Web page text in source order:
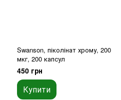
Swanson, піколінат хрому, 200
мкг, 200 капсул
450 грн
Купити